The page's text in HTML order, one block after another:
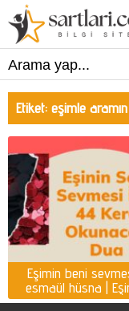
Etiket: eşimle
Eşimin beni
esmaül hüsna |
sevmesi için